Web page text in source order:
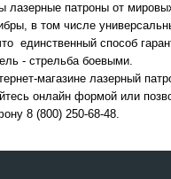
лазерные патроны от
в том числе
единственный способ
- стрельба боевыми.
магазине лазерный
онлайн формой или
8 (800) 250-68-48.